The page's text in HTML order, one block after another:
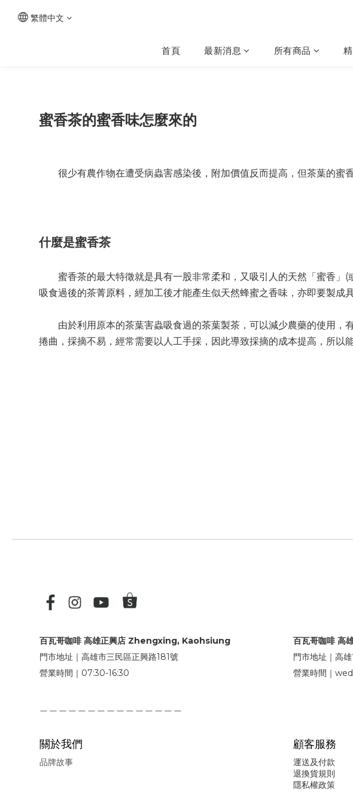
繁體中文
首頁 最新消息 所有商品
蜜香茶的蜜香味怎麼來的
很少有農作物在遭受病蟲害感染後，附加價值反而提高，但茶葉的蜜香
什麼是蜜香茶
蜜香茶的最大特徵就是具有一股非常柔和，又吸引人的天然「蜜香」(
吸食過後的茶菁原料，經加工後才能產生似天然蜂蜜之香味，亦即要製成
由於利用原本的茶葉害蟲吸食過的茶葉製茶，可以減少農藥的使用，
捲曲，採摘不易，經常需要以人工手採，因此導致採摘的成本提高，所以
百瓦哥咖啡 高雄正興店 Zhengxing, Kaohsiung
門市地址｜高雄市三民區正興路181號
營業時間｜07:30-16:30
百瓦哥咖啡 高
門市地址｜高
營業時間｜
關於我們
品牌故事
顧客服務
運送及付款
退換貨規則
隱私權政策